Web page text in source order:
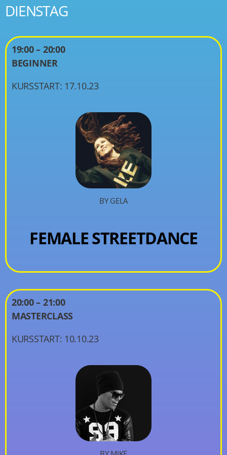
DIENSTAG
19:00 – 20:00
BEGINNER
KURSSTART: 17.10.23
BY GELA
FEMALE STREETDANCE
20:00 – 21:00
MASTERCLASS
KURSSTART: 10.10.23